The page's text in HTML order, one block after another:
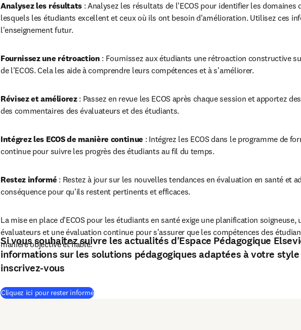
Analysez les résultats : Analysez les résultats de l'ECOS pour identifier les domaines
lesquels les étudiants excellent et ceux où ils ont besoin d'amélioration. Utilisez ces
l'enseignement futur.
Fournissez une rétroaction : Fournissez aux étudiants une rétroaction constructive
de l'ECOS. Cela les aide à comprendre leurs compétences et à s'améliorer.
Révisez et améliorez : Passez en revue les ECOS après chaque session et apportez
des commentaires des évaluateurs et des étudiants.
Intégrez les ECOS de manière continue : Intégrez les ECOS dans le programme de
continue pour suivre les progrès des étudiants au fil du temps.
Restez informé : Restez à jour sur les nouvelles tendances en évaluation en santé et
conséquence pour qu'ils restent pertinents et efficaces.
La mise en place d'ECOS pour les étudiants en santé exige une planification soigneuse,
évaluateurs et une évaluation continue pour s'assurer que les compétences des
manière objective et fiable.
Si vous souhaitez suivre les actualités d'Espace Pédagogique
informations sur les solutions pédagogiques adaptées à votre
inscrivez-vous
Cliquez ici pour rester informé(